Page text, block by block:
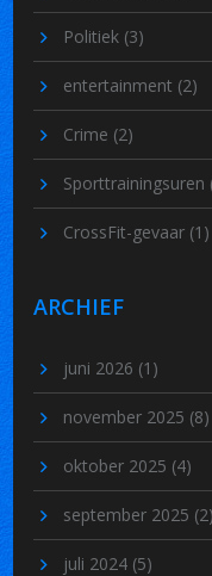
Politiek (3)
entertainment (2)
Crime (2)
Sporttrainingsuren
CrossFit-gevaar (1)
ARCHIEF
juni 2026 (1)
november 2025 (8)
oktober 2025 (4)
september 2025 (2)
juli 2024 (5)